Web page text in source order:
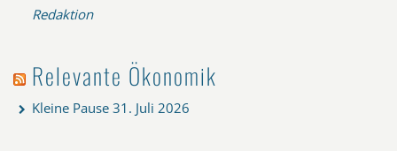
Redaktion
Relevante Ökonomik
Kleine Pause 31. Juli 2026